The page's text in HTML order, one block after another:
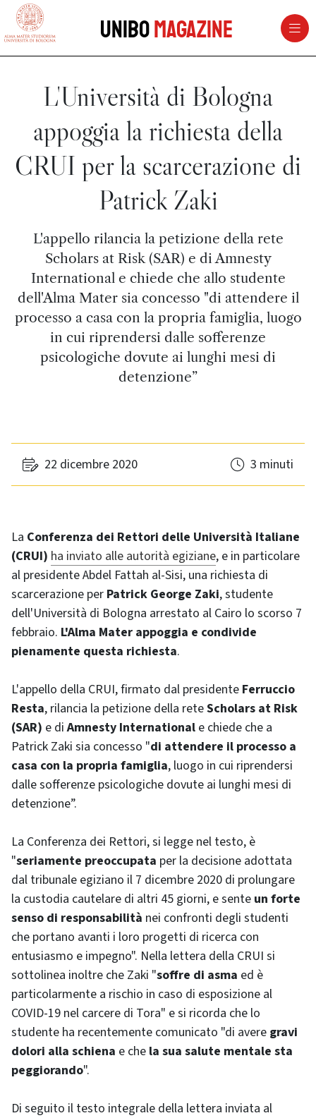
vai al contenuto della pagina
UniboMagazine
L'Università di Bologna
appoggia la richiesta della
CRUI per la scarcerazione di
Patrick Zaki
L'appello rilancia la petizione della rete
Scholars at Risk (SAR) e di Amnesty
International e chiede che allo studente
dell'Alma Mater sia concesso "di attendere il
processo a casa con la propria famiglia, luogo
in cui riprendersi dalle sofferenze
psicologiche dovute ai lunghi mesi di
detenzione”
22 dicembre 2020 3 minuti
La Conferenza dei Rettori delle Università Italiane
(CRUI) ha inviato alle autorità egiziane, e in particolare
al presidente Abdel Fattah al-Sisi, una richiesta di
scarcerazione per Patrick George Zaki, studente
dell'Università di Bologna arrestato al Cairo lo scorso 7
febbraio. L'Alma Mater appoggia e condivide
pienamente questa richiesta.
L'appello della CRUI, firmato dal presidente Ferruccio
Resta, rilancia la petizione della reteScholars at Risk
(SAR) e diAmnesty International e chiede che a
Patrick Zaki sia concesso "di attendere il processo a
casa con la propria famiglia, luogo in cui riprendersi
dalle sofferenze psicologiche dovute ai lunghi mesi di
detenzione”.
La Conferenza dei Rettori, si legge nel testo, è
"seriamente preoccupata per la decisione adottata
dal tribunale egiziano il 7 dicembre 2020 di prolungare
la custodia cautelare di altri 45 giorni, e sente un forte
senso di responsabilità nei confronti degli studenti
che portano avanti i loro progetti di ricerca con
entusiasmo e impegno". Nella lettera della CRUI si
sottolinea inoltre che Zaki "soffre di asma ed è
particolarmente a rischio in caso di esposizione al
COVID-19 nel carcere di Tora" e si ricorda che lo
studente ha recentemente comunicato "di avere gravi
dolori alla schiena e che la sua salute mentale sta
peggiorando".
Di seguito il testo integrale della lettera inviata al